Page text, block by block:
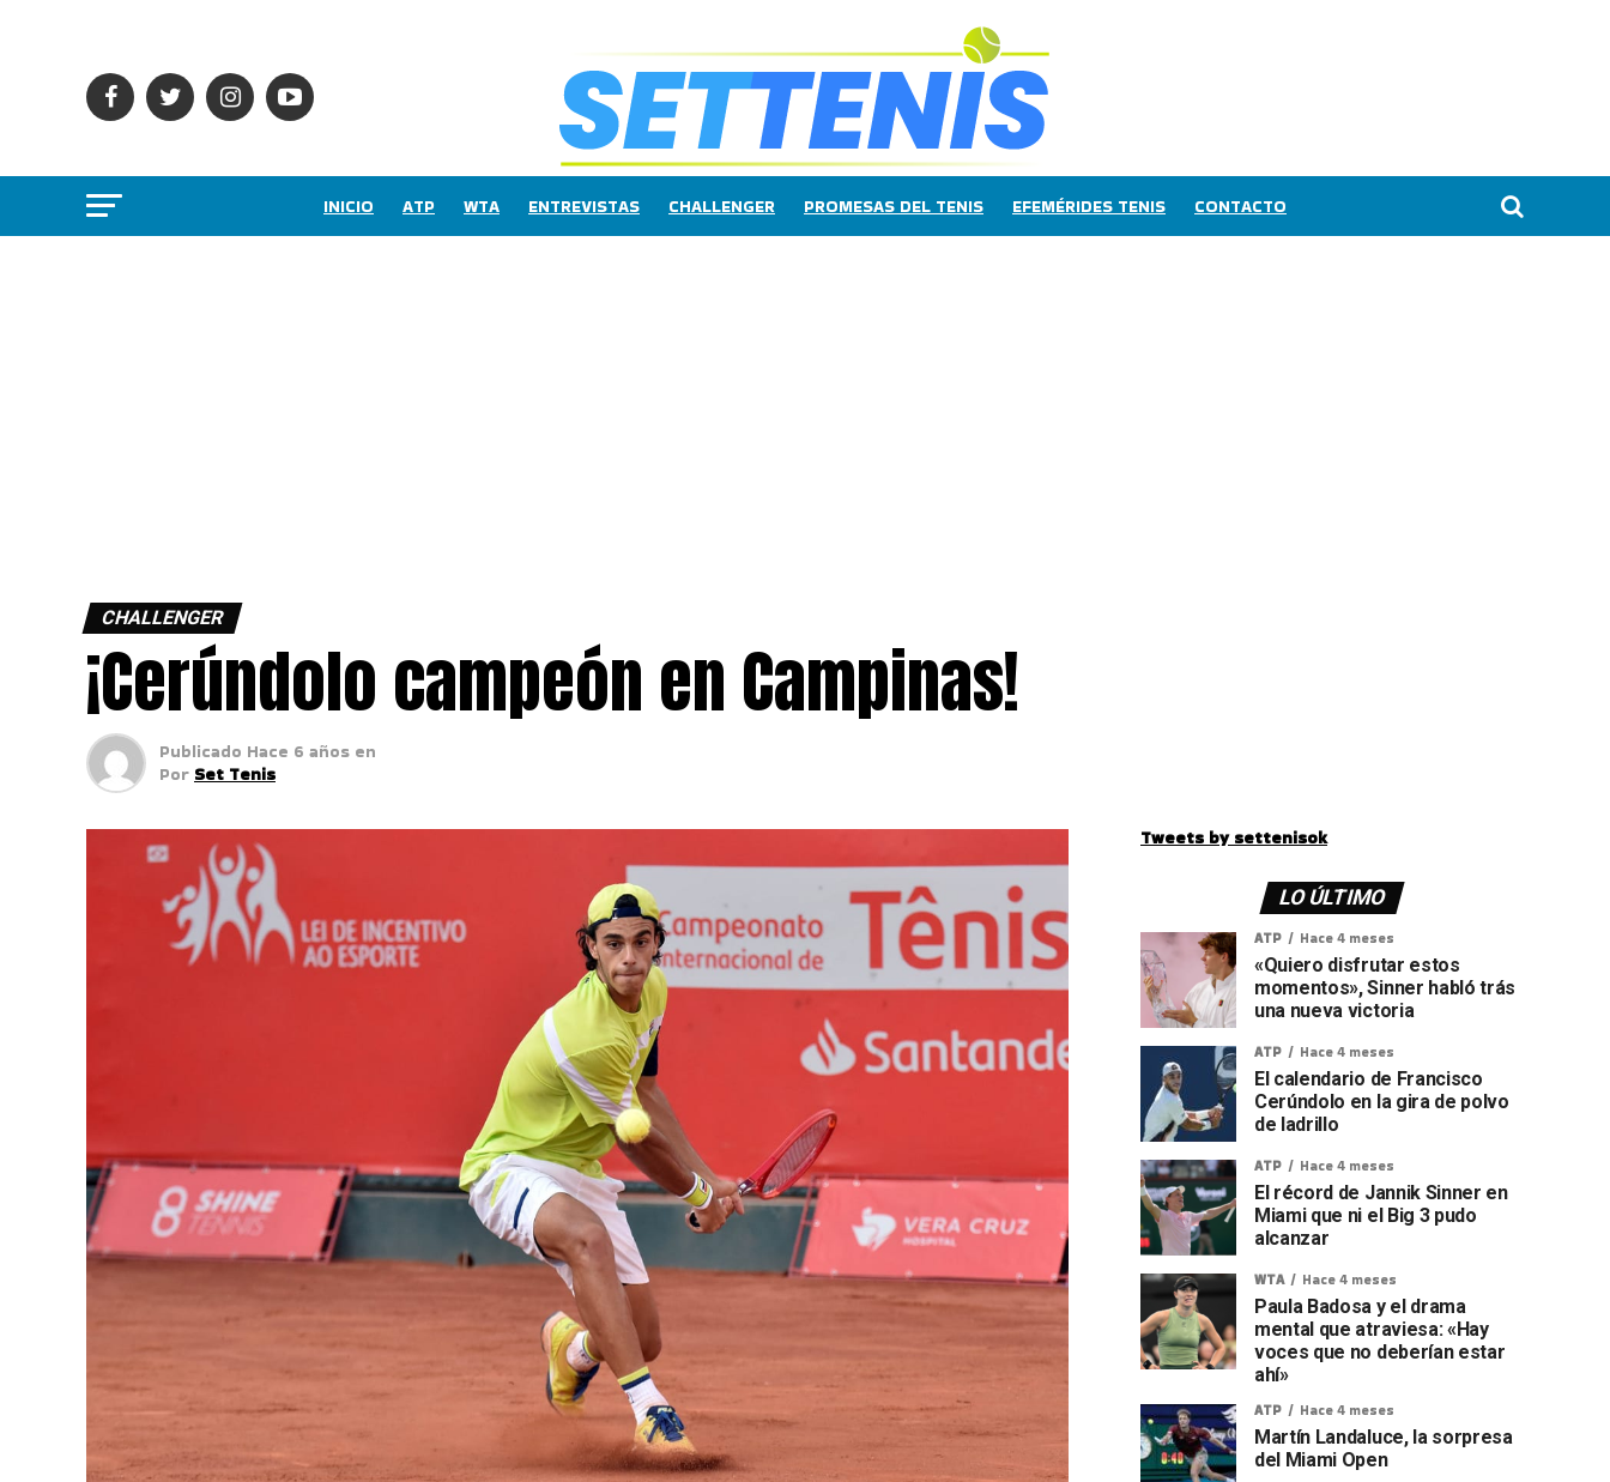
INICIO ATP WTA ENTREVISTAS CHALLENGER PROMESAS DEL TENIS EFEMÉRIDES TENIS CONTACTO
CHALLENGER
¡Cerúndolo campeón en Campinas!
Publicado Hace 6 años en
Por Set Tenis
Tweets by settenisok
LO ÚLTIMO
ATP Hace 4 meses
«Quiero disfrutar estos
momentos», Sinner habló trás
una nueva victoria
ATP Hace 4 meses
El calendario de Francisco
Cerúndolo en la gira de polvo
de ladrillo
ATP Hace 4 meses
El récord de Jannik Sinner en
Miami que ni el Big 3 pudo
alcanzar
WTA Hace 4 meses
Paula Badosa y el drama
mental que atraviesa: «Hay
voces que no deberían estar
ahí»
ATP Hace 4 meses
Martín Landaluce, la sorpresa
del Miami Open